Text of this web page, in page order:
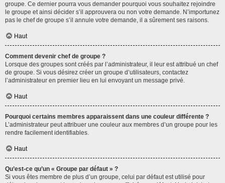
groupe. Ce dernier pourra vous demander pourquoi vous souhaitez rejoindre
le groupe et ainsi décider s’il approuvera ou non votre demande. N’importunez
pas le chef de groupe s’il annule votre demande, il a sûrement ses raisons.
Haut
Comment devenir chef de groupe ?
Lorsque des groupes sont créés par l’administrateur, il leur est attribué un chef
de groupe. Si vous désirez créer un groupe d’utilisateurs, contactez
l’administrateur en premier lieu en lui envoyant un message privé.
Haut
Pourquoi certains membres apparaissent dans une couleur différente ?
L’administrateur peut attribuer une couleur aux membres d’un groupe pour les
rendre facilement identifiables.
Haut
Qu’est-ce qu’un « Groupe par défaut » ?
Si vous êtes membre de plus d’un groupe, celui par défaut est utilisé pour